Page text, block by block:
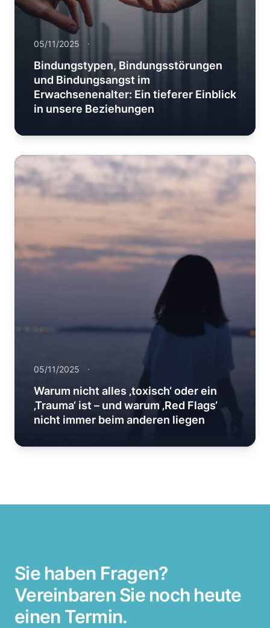
05/11/2025
Bindungstypen, Bindungsstörungen
und Bindungsangst im
Erwachsenenalter: Ein tieferer Einblick
in unsere Beziehungen
05/11/2025
Warum nicht alles ‚toxisch‘ oder ein
‚Trauma‘ ist – und warum ‚Red Flags‘
nicht immer beim anderen liegen
Sie haben Fragen?
Vereinbaren Sie noch heute
einen Termin.